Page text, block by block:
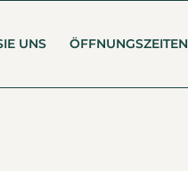
UNS ÖFFNUNGSZEITEN